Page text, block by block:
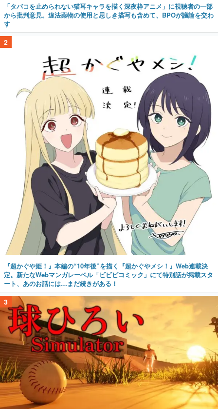
「タバコを止められない猫耳キャラを描く深夜枠アニメ」に視聴者の一部
から批判意見。違法薬物の使用と思しき描写も含めて、BPOが議論を交わ
す
2
『超かぐや姫！』本編の“10年後”を描く『超かぐやメシ！』Web連載決
定。新たなWebマンガレーベル「ビビビコミック」にて特別話が掲載スタ
ート、あのお話には…まだ続きがある！
3